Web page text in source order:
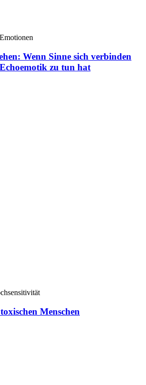
Wenn Sinne sich verbinden
zu tun hat
Menschen